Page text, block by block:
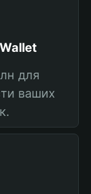
для
ваших